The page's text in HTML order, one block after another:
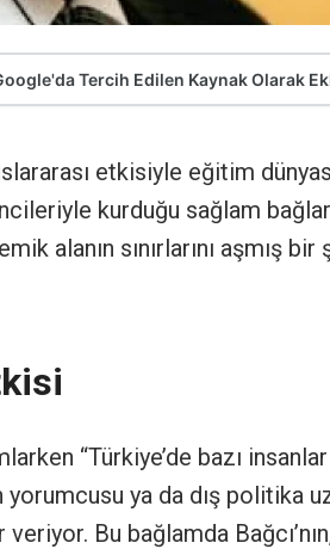
Tercih Edilen Kaynak Olarak
etkisiyle eğitim
kurduğu sağlam
alanın sınırlarını aşmış bir
“Türkiye’de bazı
ya da dış politika
Bu bağlamda